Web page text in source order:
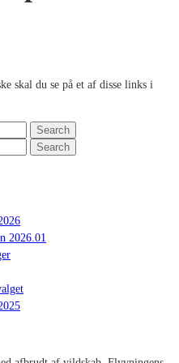
skal du se på et af disse links i
Search
Search
2026.01